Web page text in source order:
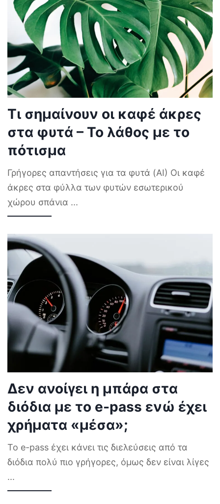
Τι σημαίνουν οι καφέ άκρες
στα φυτά – Το λάθος με το
πότισμα
Γρήγορες απαντήσεις για τα φυτά (AI) Οι καφέ
άκρες στα φύλλα των φυτών εσωτερικού
χώρου σπάνια ...
Δεν ανοίγει η μπάρα στα
διόδια με το e-pass ενώ έχει
χρήματα «μέσα»;
Το e-pass έχει κάνει τις διελεύσεις από τα
διόδια πολύ πιο γρήγορες, όμως δεν είναι λίγες
...